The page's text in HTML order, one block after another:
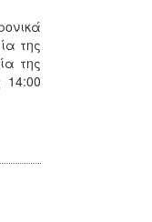
της
της
14:00